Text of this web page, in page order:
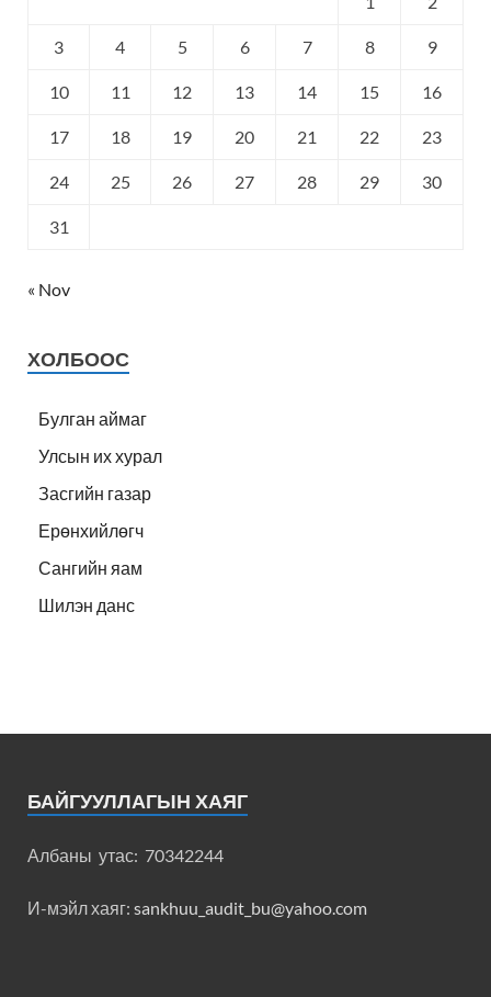
3 4 5 6 7 8 9
10 11 12 13 14 15 16
17 18 19 20 21 22 23
24 25 26 27 28 29 30
31
« Nov
ХОЛБООС
Булган аймаг
Улсын их хурал
Засгийн газар
Ерөнхийлөгч
Сангийн яам
Шилэн данс
БАЙГУУЛЛАГЫН ХАЯГ
Албаны утас: 70342244
И-мэйл хаяг: sankhuu_audit_bu@yahoo.com